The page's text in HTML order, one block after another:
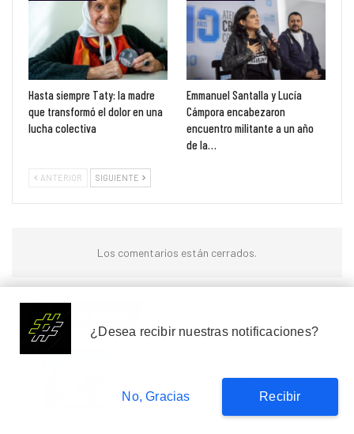
Hasta siempre Taty: la madre
que transformó el dolor en una
lucha colectiva
Emmanuel Santalla y Lucía
Cámpora encabezaron
encuentro militante a un año
de la…
ANTERIOR SIGUIENTE
Los comentarios están cerrados.
ULTIMAS NOTAS
desafíos que vienen»
¿Desea recibir nuestras notificaciones?
Recibir
No, Gracias